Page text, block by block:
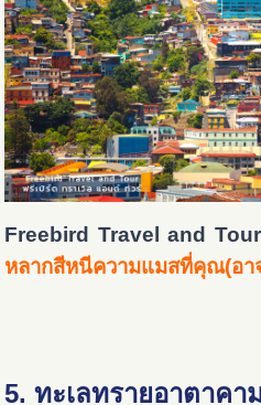
Freebird Travel and Tour
หลากสีหนีความแมสที่คุณ(อา
5. ทะเลทรายอาตาคา